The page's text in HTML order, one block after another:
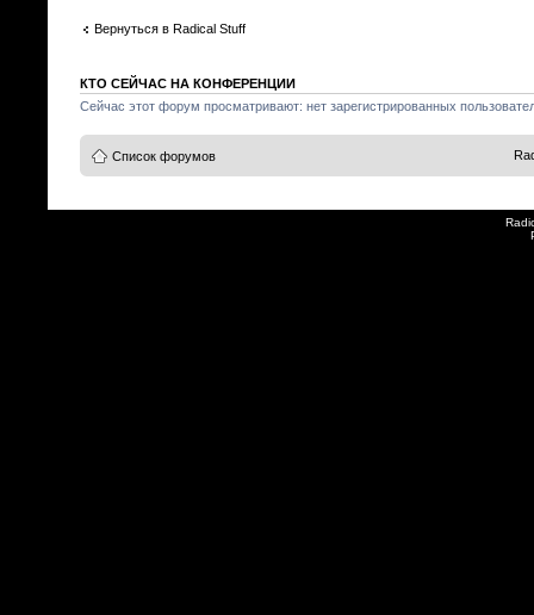
Вернуться в Radical Stuff
КТО СЕЙЧАС НА КОНФЕРЕНЦИИ
Сейчас этот форум просматривают: нет зарегистрированных
Список форумов